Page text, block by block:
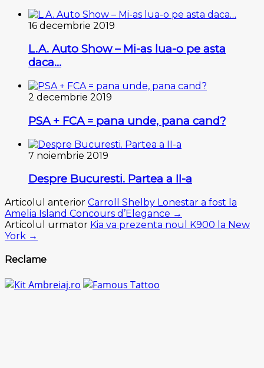
16 decembrie 2019
L.A. Auto Show – Mi-as lua-o pe asta
daca…
2 decembrie 2019
PSA + FCA = pana unde, pana cand?
7 noiembrie 2019
Despre Bucuresti. Partea a II-a
Articolul anterior Carroll Shelby Lonestar a fost la
Amelia Island Concours d’Elegance →
Articolul urmator Kia va prezenta noul K900 la New
York →
Reclame